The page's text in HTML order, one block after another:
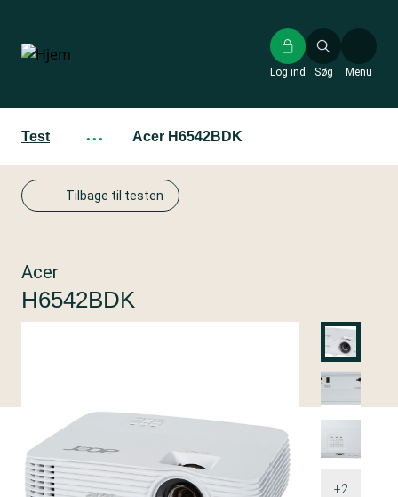
hovedindhold
Søg
Log ind Menu
Test ··· Acer H6542BDK
Tilbage til testen
+2
Acer
H6542BDK